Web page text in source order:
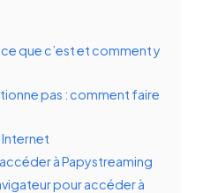
que c’est et comment y
pas : comment faire
Internet
à Papystreaming
pour accéder à